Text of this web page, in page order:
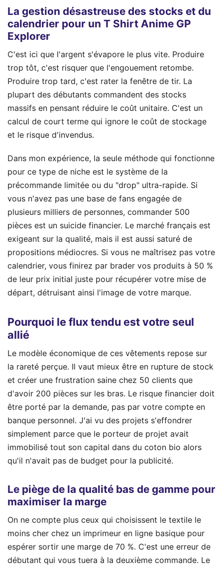
La gestion désastreuse des stocks et du
calendrier pour un T Shirt Anime GP
Explorer
C'est ici que l'argent s'évapore le plus vite. Produire
trop tôt, c'est risquer que l'engouement retombe.
Produire trop tard, c'est rater la fenêtre de tir. La
plupart des débutants commandent des stocks
massifs en pensant réduire le coût unitaire. C'est un
calcul de court terme qui ignore le coût de stockage
et le risque d'invendus.
Dans mon expérience, la seule méthode qui fonctionne
pour ce type de niche est le système de la
précommande limitée ou du "drop" ultra-rapide. Si
vous n'avez pas une base de fans engagée de
plusieurs milliers de personnes, commander 500
pièces est un suicide financier. Le marché français est
exigeant sur la qualité, mais il est aussi saturé de
propositions médiocres. Si vous ne maîtrisez pas votre
calendrier, vous finirez par brader vos produits à 50 %
de leur prix initial juste pour récupérer votre mise de
départ, détruisant ainsi l'image de votre marque.
Pourquoi le flux tendu est votre seul
allié
Le modèle économique de ces vêtements repose sur
la rareté perçue. Il vaut mieux être en rupture de stock
et créer une frustration saine chez 50 clients que
d'avoir 200 pièces sur les bras. Le risque financier doit
être porté par la demande, pas par votre compte en
banque personnel. J'ai vu des projets s'effondrer
simplement parce que le porteur de projet avait
immobilisé tout son capital dans du coton bio alors
qu'il n'avait pas de budget pour la publicité.
Le piège de la qualité bas de gamme pour
maximiser la marge
On ne compte plus ceux qui choisissent le textile le
moins cher chez un imprimeur en ligne basique pour
espérer sortir une marge de 70 %. C'est une erreur de
débutant qui vous tuera à la deuxième commande. Le